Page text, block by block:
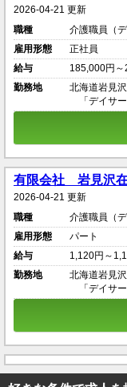
2026-04-21 更新
職種
介護職員（
雇用形態
正社員
給与
185,000円～
勤務地
北海道岩見
「デイサ
有限会社 岩見沢
2026-04-21 更新
職種
介護職員（
雇用形態
パート
給与
1,120円～
勤務地
北海道岩見
「デイサ